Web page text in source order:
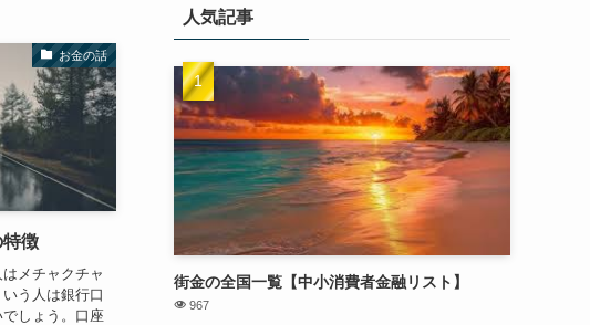
お金の話
特徴
メチャクチャ
う人は銀行口
しょう。口座
人気記事
街金の全国一覧【中小消費者金融リスト】
967